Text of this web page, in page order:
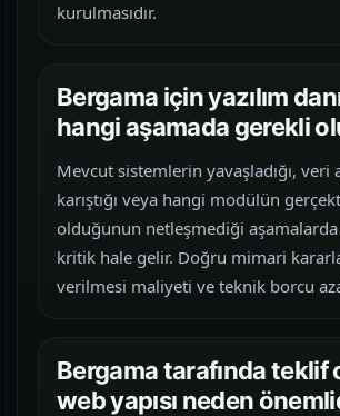
kurulmasıdır.
Bergama için yazılım
hangi aşamada gerekli
Mevcut sistemlerin yavaşladığı, veri
karıştığı veya hangi modülün
olduğunun netleşmediği aşamalarda
kritik hale gelir. Doğru mimari
verilmesi maliyeti ve teknik borcu
Bergama tarafında teklif
web yapısı neden